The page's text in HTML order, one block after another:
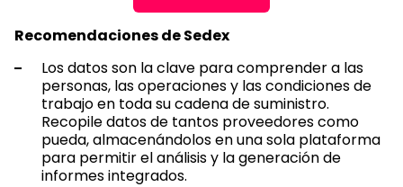
Recomendaciones de Sedex
Los datos son la clave para comprender a las
personas, las operaciones y las condiciones de
trabajo en toda su cadena de suministro.
Recopile datos de tantos proveedores como
pueda, almacenándolos en una sola plataforma
para permitir el análisis y la generación de
informes integrados.